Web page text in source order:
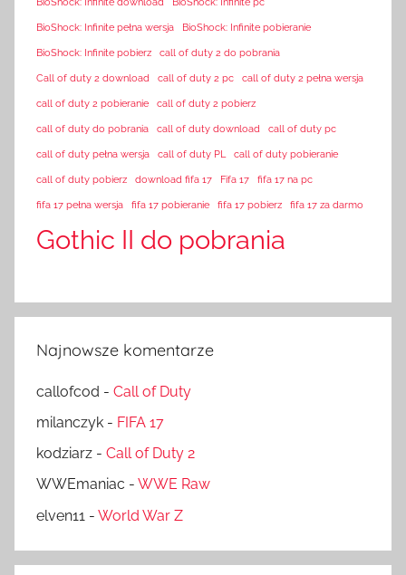
BioShock: Infinite pełna wersja BioShock: Infinite pobieranie
BioShock: Infinite pobierz call of duty 2 do pobrania
Call of duty 2 download call of duty 2 pc call of duty 2 pełna wersja
call of duty 2 pobieranie call of duty 2 pobierz
call of duty do pobrania call of duty download call of duty pc
call of duty pełna wersja call of duty PL call of duty pobieranie
call of duty pobierz download fifa 17 Fifa 17 fifa 17 na pc
fifa 17 pełna wersja fifa 17 pobieranie fifa 17 pobierz fifa 17 za darmo
Gothic II do pobrania
Najnowsze komentarze
callofcod - Call of Duty
milanczyk - FIFA 17
kodziarz - Call of Duty 2
WWEmaniac - WWE Raw
elven11 - World War Z